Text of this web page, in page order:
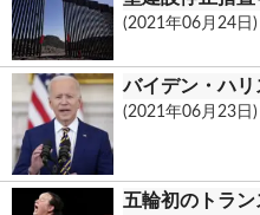
(2021年06月24日)
バイデン・ハ
(2021年06月23日)
五輪初のトラ